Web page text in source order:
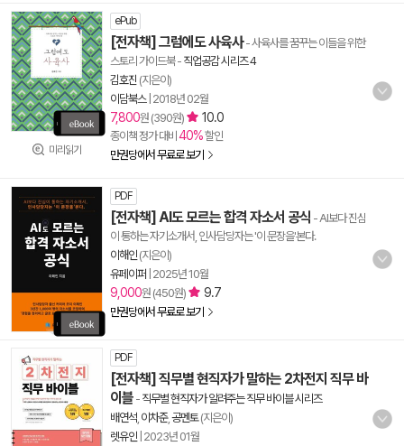
미리읽기
ePub
[전자책] 그럼에도 사육사- 사육사를 꿈꾸는 이들을 위한
스토리 가이드북- 직업공감 시리즈 4
김호진 (지은이)
이담북스| 2018년 02월
7,800원 (390원) 10.0
종이책 정가 대비 40%할인
만권당에서 무료로 보기
PDF
[전자책] AI도 모르는 합격 자소서 공식 - AI보다 진심
이 통하는 자기소개서, 인사담당자는 '이 문장을'본다.
이해인 (지은이)
유페이퍼 2025년 10월
9,000원 (450원) 9.7
만권당에서 무료로 보기
PDF
[전자책] 직무별 현직자가 말하는 2차전지 직무 바
이블 - 직무별 현직자가 알려주는 직무 바이블 시리즈
배연석 이차준, 공멘토(지은이)
렛유인 2023년 01월